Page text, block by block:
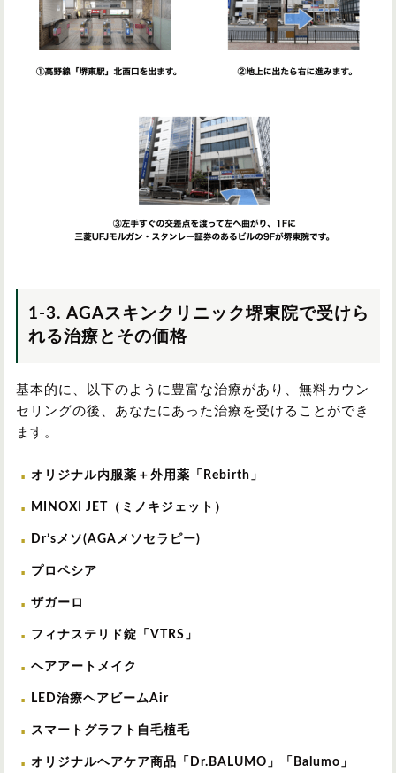
1-3. AGAスキンクリニック堺東院で受けら
れる治療とその価格
基本的に、以下のように豊富な治療があり、無料カウン
セリングの後、あなたにあった治療を受けることができ
ます。
オリジナル内服薬＋外用薬「Rebirth」
MINOXI JET（ミノキジェット）
Dr’sメソ(AGAメソセラピー)
プロペシア
ザガーロ
フィナステリド錠「VTRS」
ヘアアートメイク
LED治療ヘアビームAir
スマートグラフト自毛植毛
オリジナルヘアケア商品「Dr.BALUMO」「Balumo」